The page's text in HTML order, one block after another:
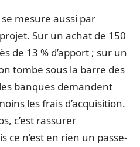
mesure aussi par
Sur un achat de 150
de 13 % d’apport ; sur un
tombe sous la barre des
banques demandent
les frais d’acquisition.
c’est rassurer
ce n’est en rien un passe-